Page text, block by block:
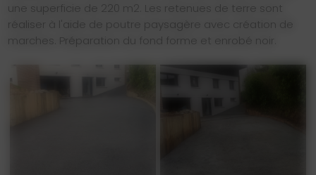
une superficie de 220 m2. Les retenues de terre sont
réaliser à l'aide de poutre paysagère avec création de
marches. Préparation du fond forme et enrobé noir.